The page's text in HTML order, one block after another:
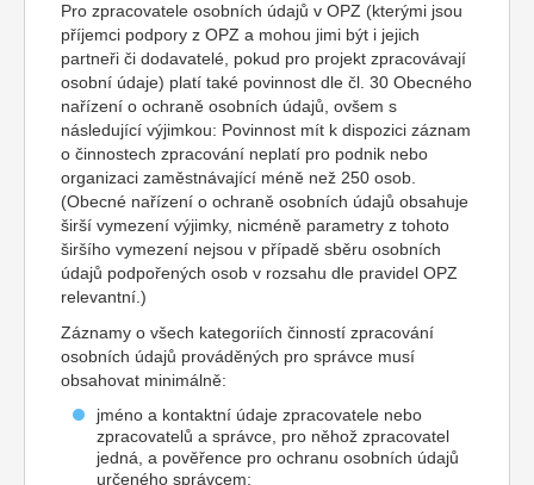
Pro zpracovatele osobních údajů v OPZ (kterými jsou
příjemci podpory z OPZ a mohou jimi být i jejich
partneři či dodavatelé, pokud pro projekt zpracovávají
osobní údaje) platí také povinnost dle čl. 30 Obecného
nařízení o ochraně osobních údajů, ovšem s
následující výjimkou: Povinnost mít k dispozici záznam
o činnostech zpracování neplatí pro podnik nebo
organizaci zaměstnávající méně než 250 osob.
(Obecné nařízení o ochraně osobních údajů obsahuje
širší vymezení výjimky, nicméně parametry z tohoto
širšího vymezení nejsou v případě sběru osobních
údajů podpořených osob v rozsahu dle pravidel OPZ
relevantní.)
Záznamy o všech kategoriích činností zpracování
osobních údajů prováděných pro správce musí
obsahovat minimálně:
jméno a kontaktní údaje zpracovatele nebo
zpracovatelů a správce, pro něhož zpracovatel
jedná, a pověřence pro ochranu osobních údajů
určeného správcem;